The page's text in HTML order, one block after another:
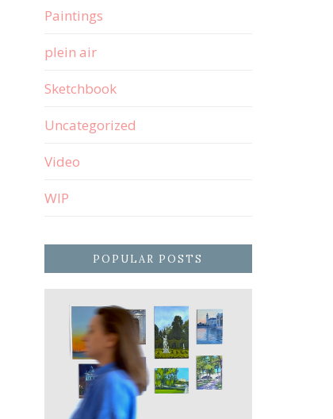
Paintings
plein air
Sketchbook
Uncategorized
Video
WIP
POPULAR POSTS